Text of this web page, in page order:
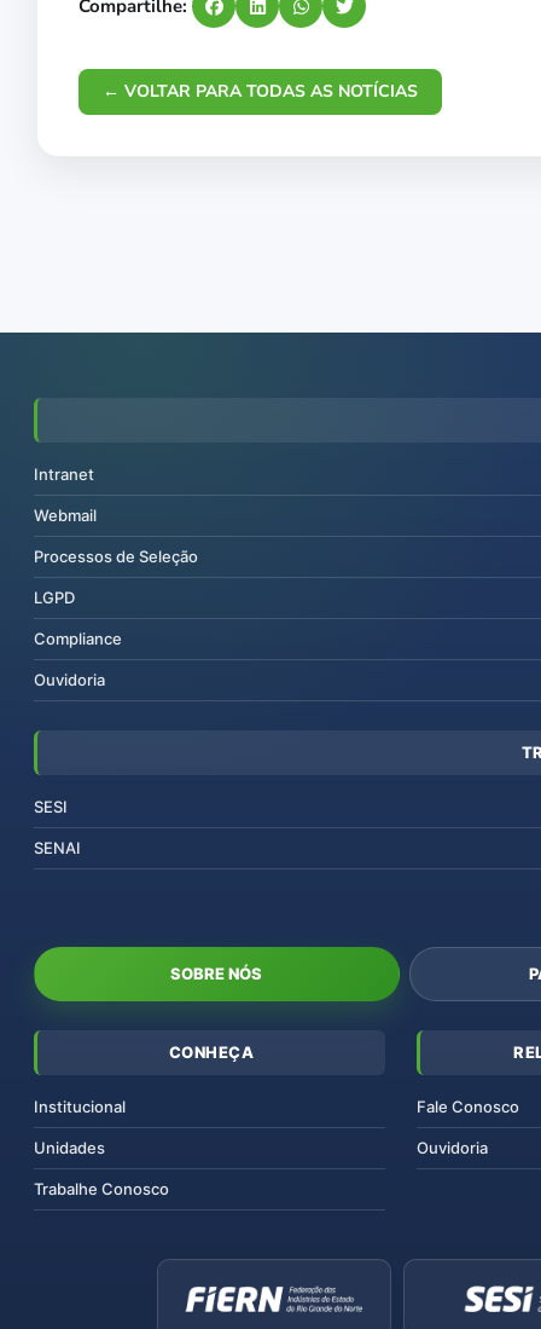
Compartilhe:
← VOLTAR PARA TODAS AS NOTÍCIAS
Intranet
Webmail
Processos de Seleção
LGPD
Compliance
Ouvidoria
SESI
SENAI
SOBRE NÓS
CONHEÇA
Institucional
Unidades
Trabalhe Conosco
Fale Conosco
Ouvidoria